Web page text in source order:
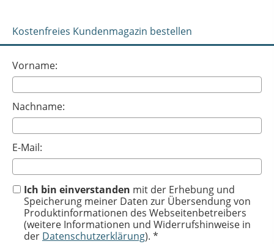
Kostenfreies Kundenmagazin bestellen
Vorname:
Nachname:
E-Mail:
Ich bin einverstanden mit der Erhebung und
Speicherung meiner Daten zur Übersendung von
Produktinformationen des Webseitenbetreibers
(weitere Informationen und Widerrufshinweise in
der Datenschutzerklärung). *